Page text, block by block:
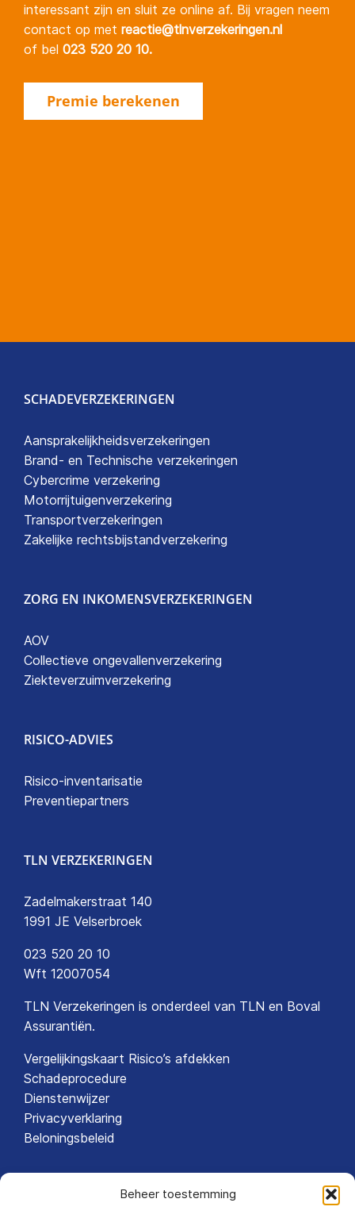
Beheer toestemming
interessant zijn en sluit ze online af. Bij vragen neem
contact op met reactie@tlnverzekeringen.nl
of bel 023 520 20 10.
Premie berekenen
SCHADEVERZEKERINGEN
Aansprakelijkheidsverzekeringen
Brand- en Technische verzekeringen
Cybercrime verzekering
Motorrijtuigenverzekering
Transportverzekeringen
Zakelijke rechtsbijstandverzekering
ZORG EN INKOMENSVERZEKERINGEN
AOV
Collectieve ongevallenverzekering
Ziekteverzuimverzekering
RISICO-ADVIES
Risico-inventarisatie
Preventiepartners
TLN VERZEKERINGEN
Zadelmakerstraat 140
1991 JE Velserbroek
023 520 20 10
Wft 12007054
TLN Verzekeringen is onderdeel van TLN en Boval
Assurantiën.
Vergelijkingskaart Risico’s afdekken
Schadeprocedure
Dienstenwijzer
Privacyverklaring
Beloningsbeleid